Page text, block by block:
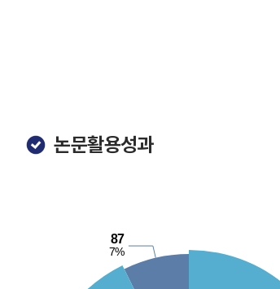
논문활용성과